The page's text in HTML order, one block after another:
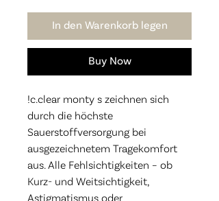
In den Warenkorb legen
Buy Now
!c.clear monty s zeichnen sich
durch die höchste
Sauerstoffversorgung bei
ausgezeichnetem Tragekomfort
aus. Alle Fehlsichtigkeiten – ob
Kurz- und Weitsichtigkeit,
Astigmatismus oder